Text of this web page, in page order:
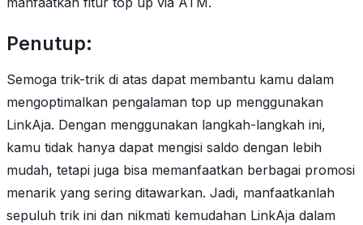
Penutup:
Semoga trik-trik di atas dapat membantu kamu dalam
mengoptimalkan pengalaman top up menggunakan
LinkAja. Dengan menggunakan langkah-langkah ini,
kamu tidak hanya dapat mengisi saldo dengan lebih
mudah, tetapi juga bisa memanfaatkan berbagai promosi
menarik yang sering ditawarkan. Jadi, manfaatkanlah
sepuluh trik ini dan nikmati kemudahan LinkAja dalam